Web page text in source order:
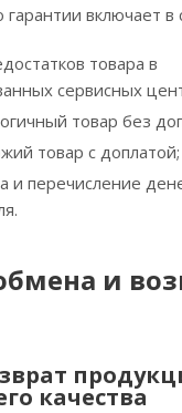
включает в
товара в
сервисных
товар без
товар с доплатой;
и перечисление
и
качества